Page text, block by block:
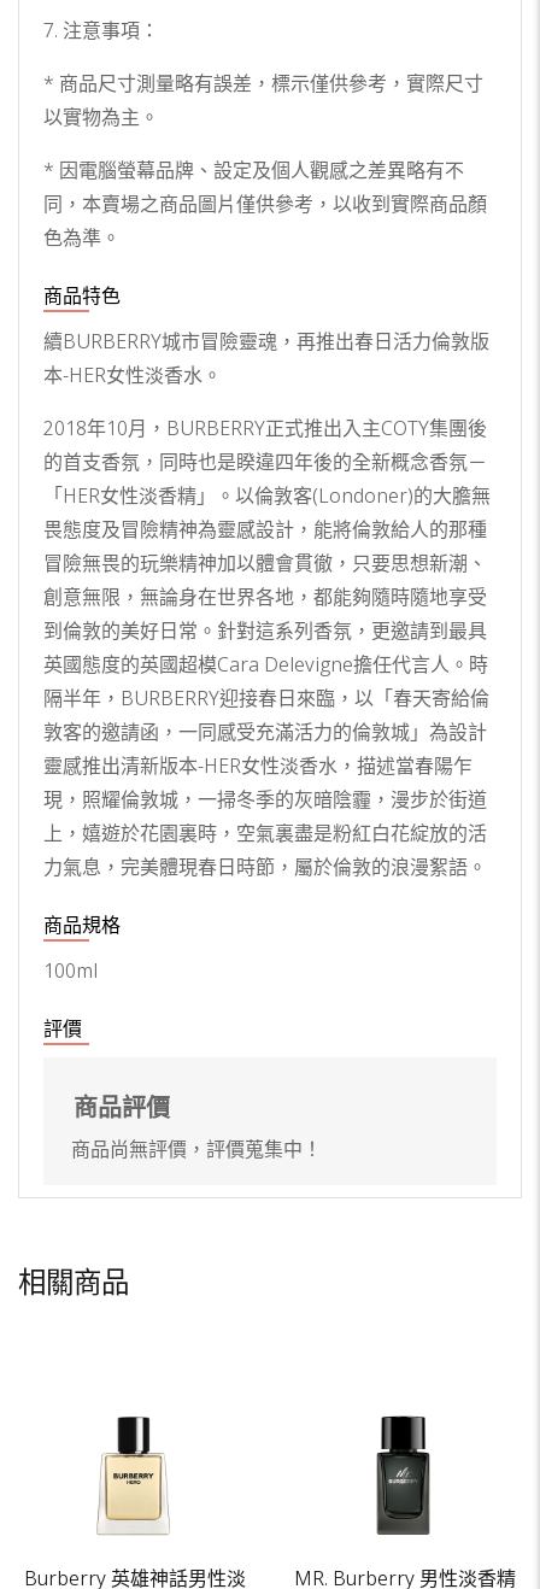
7. 注意事項：
* 商品尺寸測量略有誤差，標示僅供參考，實際尺寸
以實物為主。
* 因電腦螢幕品牌、設定及個人觀感之差異略有不
同，本賣場之商品圖片僅供參考，以收到實際商品顏
色為準。
商品特色
續BURBERRY城市冒險靈魂，再推出春日活力倫敦版
本-HER女性淡香水。
2018年10月，BURBERRY正式推出入主COTY集團後
的首支香氛，同時也是睽違四年後的全新概念香氛－
「HER女性淡香精」。以倫敦客(Londoner)的大膽無
畏態度及冒險精神為靈感設計，能將倫敦給人的那種
冒險無畏的玩樂精神加以體會貫徹，只要思想新潮、
創意無限，無論身在世界各地，都能夠隨時隨地享受
到倫敦的美好日常。針對這系列香氛，更邀請到最具
英國態度的英國超模Cara Delevigne擔任代言人。時
隔半年，BURBERRY迎接春日來臨，以「春天寄給倫
敦客的邀請函，一同感受充滿活力的倫敦城」為設計
靈感推出清新版本-HER女性淡香水，描述當春陽乍
現，照耀倫敦城，一掃冬季的灰暗陰霾，漫步於街道
上，嬉遊於花園裏時，空氣裏盡是粉紅白花綻放的活
力氣息，完美體現春日時節，屬於倫敦的浪漫絮語。
商品規格
100ml
評價
商品評價
商品尚無評價，評價蒐集中！
相關商品
Burberry 英雄神話男性淡
MR. Burberry 男性淡香精